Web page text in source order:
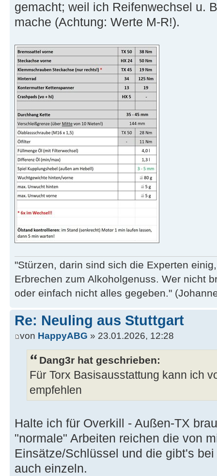
gemacht; weil ich Reifenwechsel u.
mache (Achtung: Werte M-R!).
"Stürzen, darin sind sich die Experten
Erbrechen zum Alkoholgenuss. Wer nicht
oder einfach nicht alles gegeben."
Re: Neuling aus Stuttgart
von HappyABG » 23.01.2026, 12:28
Dang3r hat geschrieben:
Für Torx Basisausstattung kann ich
empfehlen
Halte ich für Overkill - Außen-TX
"normale" Arbeiten reichen die von
Einsätze/Schlüssel und die gibt's
auch einzeln.